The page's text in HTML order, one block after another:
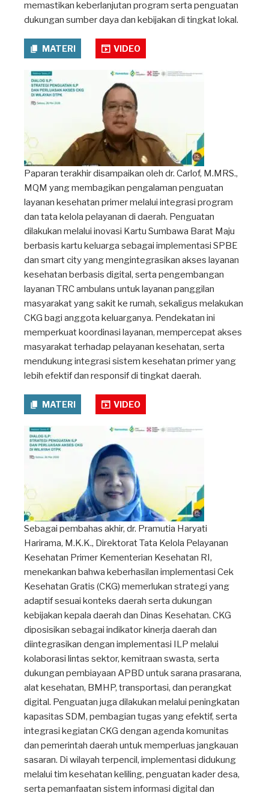
memastikan keberlanjutan program serta penguatan
dukungan sumber daya dan kebijakan di tingkat lokal.
MATERI VIDEO
Paparan terakhir disampaikan oleh dr. Carlof, M.MRS.,
MQM yang membagikan pengalaman penguatan
layanan kesehatan primer melalui integrasi program
dan tata kelola pelayanan di daerah. Penguatan
dilakukan melalui inovasi Kartu Sumbawa Barat Maju
berbasis kartu keluarga sebagai implementasi SPBE
dan smart city yang mengintegrasikan akses layanan
kesehatan berbasis digital, serta pengembangan
layanan TRC ambulans untuk layanan panggilan
masyarakat yang sakit ke rumah, sekaligus melakukan
CKG bagi anggota keluarganya. Pendekatan ini
memperkuat koordinasi layanan, mempercepat akses
masyarakat terhadap pelayanan kesehatan, serta
mendukung integrasi sistem kesehatan primer yang
lebih efektif dan responsif di tingkat daerah.
MATERI VIDEO
Sebagai pembahas akhir, dr. Pramutia Haryati
Harirama, M.K.K., Direktorat Tata Kelola Pelayanan
Kesehatan Primer Kementerian Kesehatan RI,
menekankan bahwa keberhasilan implementasi Cek
Kesehatan Gratis (CKG) memerlukan strategi yang
adaptif sesuai konteks daerah serta dukungan
kebijakan kepala daerah dan Dinas Kesehatan. CKG
diposisikan sebagai indikator kinerja daerah dan
diintegrasikan dengan implementasi ILP melalui
kolaborasi lintas sektor, kemitraan swasta, serta
dukungan pembiayaan APBD untuk sarana prasarana,
alat kesehatan, BMHP, transportasi, dan perangkat
digital. Penguatan juga dilakukan melalui peningkatan
kapasitas SDM, pembagian tugas yang efektif, serta
integrasi kegiatan CKG dengan agenda komunitas
dan pemerintah daerah untuk memperluas jangkauan
sasaran. Di wilayah terpencil, implementasi didukung
melalui tim kesehatan keliling, penguatan kader desa,
serta pemanfaatan sistem informasi digital dan